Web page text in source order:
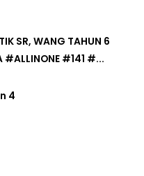
SR, WANG TAHUN 6
#ALLINONE #141 #...
4